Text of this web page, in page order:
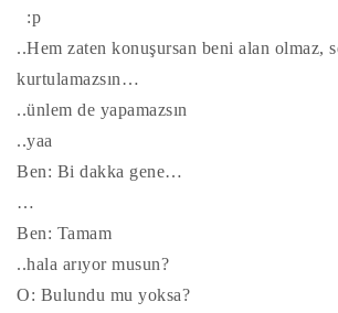
:p
..Hem zaten konuşursan beni alan olmaz,
kurtulamazsın…
..ünlem de yapamazsın
..yaa
Ben: Bi dakka gene…
…
Ben: Tamam
..hala arıyor musun?
O: Bulundu mu yoksa?